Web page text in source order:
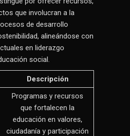
que involucran a la
de desarrollo
alineándose con
en liderazgo
social.
Descripción
Programas y recursos
que fortalecen la
educación en valores,
ciudadanía y participación